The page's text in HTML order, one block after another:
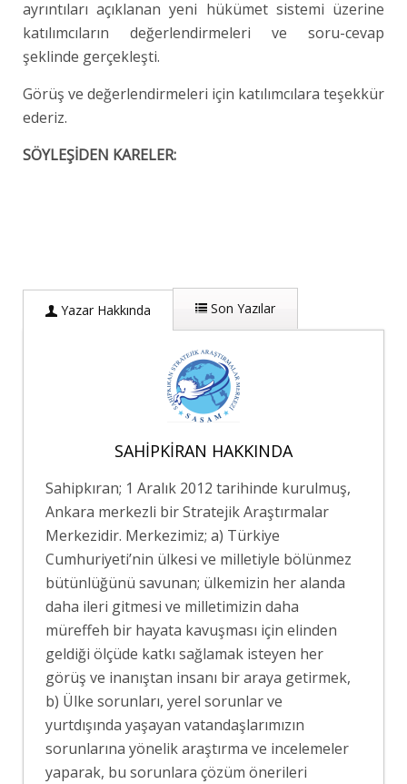
ayrıntıları açıklanan yeni hükümet sistemi üzerine
katılımcıların değerlendirmeleri ve soru-cevap
şeklinde gerçekleşti.
Görüş ve değerlendirmeleri için katılımcılara teşekkür
ederiz.
SÖYLEŞİDEN KARELER:
Yazar Hakkında Son Yazılar
SAHIPKIRAN HAKKINDA
Sahipkıran; 1 Aralık 2012 tarihinde kurulmuş,
Ankara merkezli bir Stratejik Araştırmalar
Merkezidir. Merkezimiz; a) Türkiye
Cumhuriyeti’nin ülkesi ve milletiyle bölünmez
bütünlüğünü savunan; ülkemizin her alanda
daha ileri gitmesi ve milletimizin daha
müreffeh bir hayata kavuşması için elinden
geldiği ölçüde katkı sağlamak isteyen her
görüş ve inanıştan insanı bir araya getirmek,
b) Ülke sorunları, yerel sorunlar ve
yurtdışında yaşayan vatandaşlarımızın
sorunlarına yönelik araştırma ve incelemeler
yaparak, bu sorunlara çözüm önerileri